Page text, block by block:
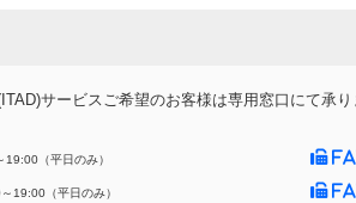
サービスご希望のお客様は専用窓口にて承り
（平日のみ）
19:00（平日のみ）